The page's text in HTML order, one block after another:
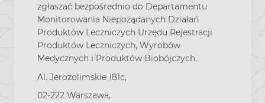
zgłaszać bezpośrednio do Departamentu
Monitorowania Niepożądanych Działań
Produktów Leczniczych Urzędu Rejestracji
Produktów Leczniczych, Wyrobów
Medycznych i Produktów Biobójczych,
Al. Jerozolimskie 181c,
02-222 Warszawa,